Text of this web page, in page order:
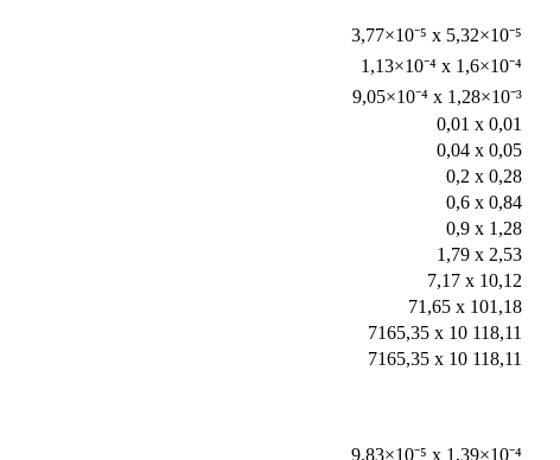
3,77×10⁻⁵ x 5,32×10⁻⁵
1,13×10⁻⁴ x 1,6×10⁻⁴
9,05×10⁻⁴ x 1,28×10⁻³
0,01 x 0,01
0,04 x 0,05
0,2 x 0,28
0,6 x 0,84
0,9 x 1,28
1,79 x 2,53
7,17 x 10,12
71,65 x 101,18
7165,35 x 10 118,11
7165,35 x 10 118,11
9,83×10⁻⁵ x 1,39×10⁻⁴